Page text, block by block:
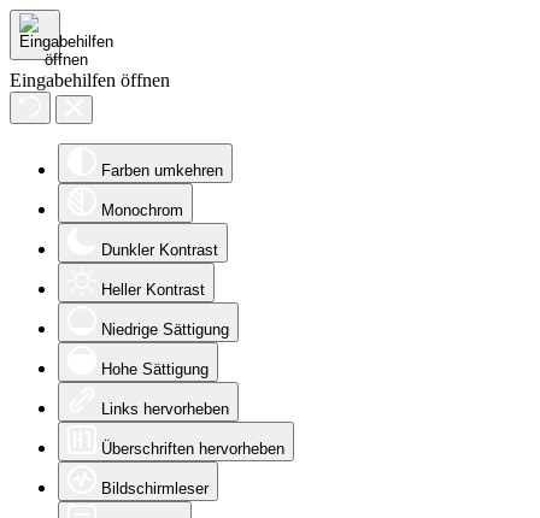
Eingabehilfen öffnen
Farben umkehren
Monochrom
Dunkler Kontrast
Heller Kontrast
Niedrige Sättigung
Hohe Sättigung
Links hervorheben
Überschriften hervorheben
Bildschirmleser